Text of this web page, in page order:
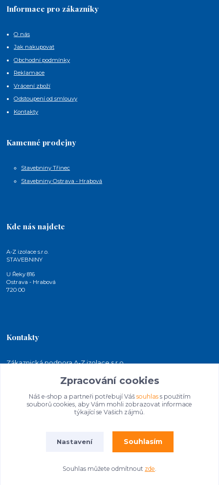
Informace pro zákazníky
O nás
Jak nakupovat
Obchodní podmínky
Reklamace
Vrácení zboží
Odstoupení od smlouvy
Kontakty
Kamenné prodejny
Stavebniny Třinec
Stavebniny Ostrava - Hrabová
Kde nás najdete
A-Z izolace s.r.o.
STAVEBNINY
U Řeky 816
Ostrava - Hrabová
720 00
Kontakty
Zákaznická podpora A-Z izolace s.r.o.
jakubkaleta@azizolace.cz
Zpracování cookies
Náš e-shop a partneři potřebují Váš souhlass použitím
souborů cookies, aby Vám mohli zobrazovat informace
týkající se Vašich zájmů.
Nastavení Souhlasím
Souhlas můžete odmítnout zde